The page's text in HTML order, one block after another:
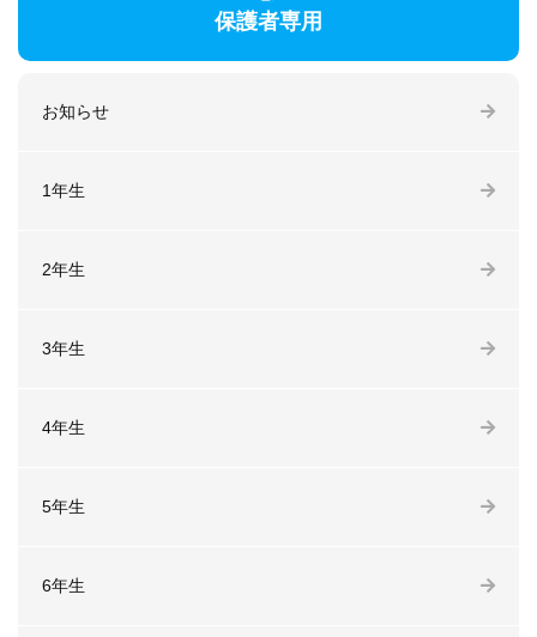
保護者専用
お知らせ
1年生
2年生
3年生
4年生
5年生
6年生